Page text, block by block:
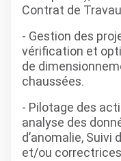
Contrat de
- Gestion des
vérification et
de
chaussées.
- Pilotage des
analyse des
d’anomalie, Suivi
et/ou